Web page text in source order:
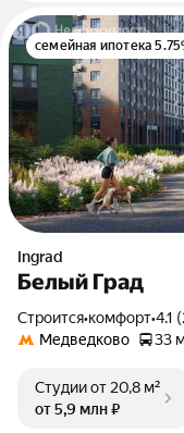
семейная ипотека
Ingrad
Белый Град
Строится•комфорт•4.1
Медведково
33
Студииот 20,8 м²
от 5,9 млн ₽